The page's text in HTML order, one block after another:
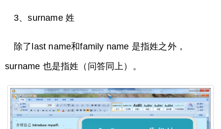
3、surname 姓
除了last name和family name 是指姓之外，
surname 也是指姓（问答同上）。